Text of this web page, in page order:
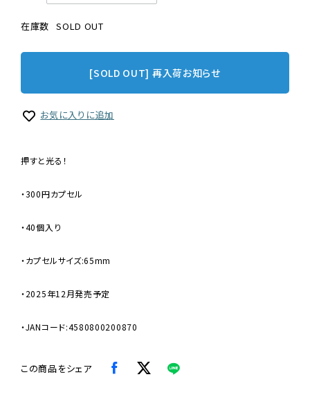
在庫数 SOLD OUT
[SOLD OUT] 再入荷お知らせ
お気に入りに追加
押すと光る！
・300円カプセル
・40個入り
・カプセルサイズ:65mm
・2025年12月発売予定
・JANコード:4580800200870
この商品をシェア